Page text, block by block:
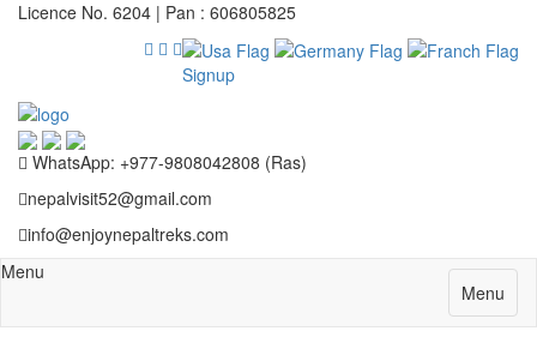
Licence No. 6204 | Pan : 606805825
Signup
WhatsApp: +977-9808042808 (Ras)
nepalvisit52@gmail.com
info@enjoynepaltreks.com
Menu
Menu